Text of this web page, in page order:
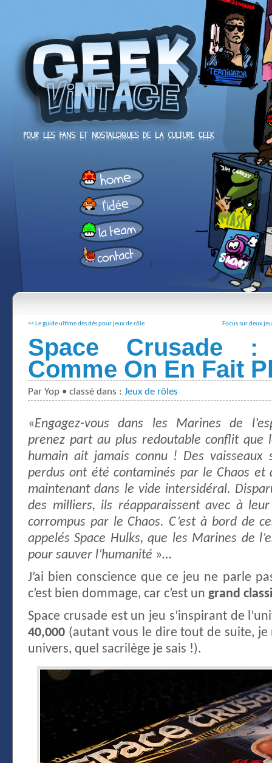
<< Le guide ultime des dés pour jeux de rôle Focus sur deux
Space Crusade
Comme On En Fait
Par Yop • classé dans : Jeux de rôles
«Engagez-vous dans les Marines de
prenez part au plus redoutable conflit que
humain ait jamais connu ! Des vaisseaux
perdus ont été contaminés par le Chaos et
maintenant dans le vide intersidéral.
des milliers, ils réapparaissent avec à
corrompus par le Chaos. C’est à bord de
appelés Space Hulks, que les Marines de
pour sauver l’humanité »…
J’ai bien conscience que ce jeu ne parle
c’est bien dommage, car c’est un grand
Space crusade est un jeu s’inspirant de
40,000 (autant vous le dire tout de suite, je
univers, quel sacrilège je sais !).